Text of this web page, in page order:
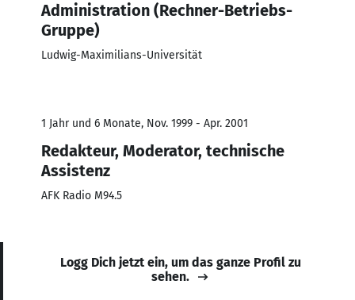
Administration (Rechner-Betriebs-
Gruppe)
Ludwig-Maximilians-Universität
1 Jahr und 6 Monate, Nov. 1999 - Apr. 2001
Redakteur, Moderator, technische
Assistenz
AFK Radio M94.5
Logg Dich jetzt ein, um das ganze Profil zu
sehen.